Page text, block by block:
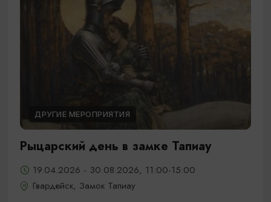
ДРУГИЕ МЕРОПРИЯТИЯ
Рыцарский день в замке Тапиау
19.04.2026 - 30.08.2026, 11:00-15:00
Гвардейск, Замок Тапиау